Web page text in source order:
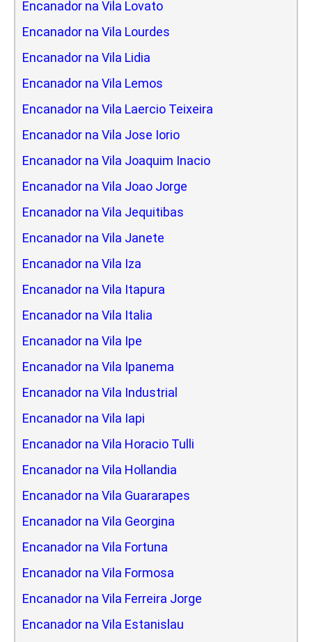
Encanador na Vila Lovato
Encanador na Vila Lourdes
Encanador na Vila Lidia
Encanador na Vila Lemos
Encanador na Vila Laercio Teixeira
Encanador na Vila Jose Iorio
Encanador na Vila Joaquim Inacio
Encanador na Vila Joao Jorge
Encanador na Vila Jequitibas
Encanador na Vila Janete
Encanador na Vila Iza
Encanador na Vila Itapura
Encanador na Vila Italia
Encanador na Vila Ipe
Encanador na Vila Ipanema
Encanador na Vila Industrial
Encanador na Vila Iapi
Encanador na Vila Horacio Tulli
Encanador na Vila Hollandia
Encanador na Vila Guararapes
Encanador na Vila Georgina
Encanador na Vila Fortuna
Encanador na Vila Formosa
Encanador na Vila Ferreira Jorge
Encanador na Vila Estanislau